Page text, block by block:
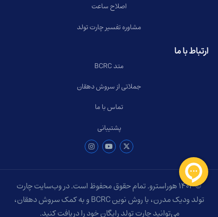
اصلاح ساعت
مشاوره تفسیر چارت تولد
ارتباط با ما
متد BCRC
جملاتی از سروش دهقان
تماس با ما
پشتیبانی
© ۱۴۰۴ هوراسترو. تمام حقوق محفوظ است. در وب‌سایت چارت
تولد ودیک مدرن، با روش نوین BCRC و به کمک سروش دهقان،
می‌توانید چارت تولد رایگان خود را دریافت کنید.